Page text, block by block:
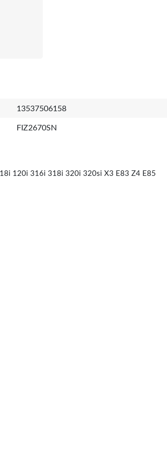
13537506158
FIZ2670SN
120i 316i 318i 320i 320si X3 E83 Z4 E85